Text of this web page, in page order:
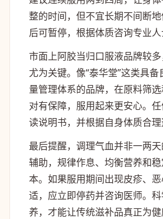
整的时间，但不宜长期不间断
后可暂停，根据体质咨询专业人
市面上阿胶当归口服液品牌较
尤为关键。像“泰华堂”这类具
量管理体系的品牌，在原料筛
对有保障，服用起来更安心。
读说明书，并根据自身体质合理
最后提醒，调理气血并非一两
辅助，规律作息、均衡营养和
本。如果服用期间出现皮疹、
适，应立即停药并咨询医师。
养，才能让传统滋补品真正为健